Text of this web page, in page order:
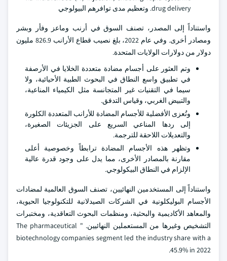
drug delivery. وتعظيم مدى توافرهم البيولوجي
واستناداً إلى المصدر، تصنف السوق في أرنب وماعز وفأر وبشر
ومصادر أخرى. وفي عام 2022، بلغ نصيب قطاع الأرانب 826.9 مليون
دولار من دولارات الولايات المتحدة.
وتم العثور على أجسام مضادة متعددة الخلايا في الأرصفة
في تطبيق واسع النطاق في البحوث الطبية الأحيائية، ولا
سيما في التقنيات غير المتجانسة مثل الكيمياء المناعية،
والتبيض الغربي، وقياس التدفق.
وتُعزى الأفضلية للأجسام المضادة للأرانب المتعددة الكلورة
إلى ردها المناعي السريع على الجزيئات الصغيرة،
والتعديلات اللاحقة للترجمة.
وتظهر هذه الأجسام المضادة ترابطاً وخصوصية أعلى
مقارنة بالمصادر الأخرى، مما يدل على وجود قدرة عالية
الإلزام في النطاق البيكولوجي.
واستناداً إلى المستخدمين النهائيين، تصنف السوق العالمية لمضادات
الأجسام البوليكلونية في الشركات الصيدلانية للتكنولوجيا الحيوية،
والمعاهد الأكاديمية والبحثية، ومنظمات البحوث التعاقدية، ومختبرات
التشخيص وغيرها من المستعملين النهائيين. The pharmaceutical "
biotechnology companies segment led the industry share with a
45.9% in 2022.